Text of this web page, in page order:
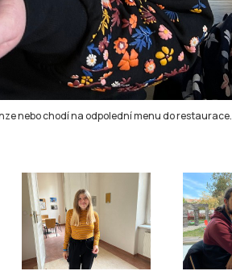
nebo chodí na odpolední menu do restaurace.